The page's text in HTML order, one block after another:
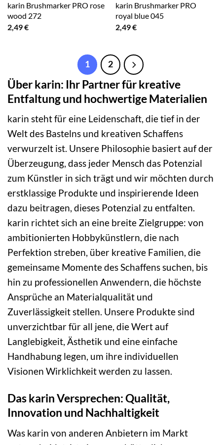
karin Brushmarker PRO rose
wood 272
2,49€
karin Brushmarker PRO
royal blue 045
2,49€
1 2
Über karin: Ihr Partner für kreative
Entfaltung und hochwertige Materialien
karin steht für eine Leidenschaft, die tief in der
Welt des Bastelns und kreativen Schaffens
verwurzelt ist. Unsere Philosophie basiert auf der
Überzeugung, dass jeder Mensch das Potenzial
zum Künstler in sich trägt und wir möchten durch
erstklassige Produkte und inspirierende Ideen
dazu beitragen, dieses Potenzial zu entfalten.
karin richtet sich an eine breite Zielgruppe: von
ambitionierten Hobbykünstlern, die nach
Perfektion streben, über kreative Familien, die
gemeinsame Momente des Schaffens suchen, bis
hin zu professionellen Anwendern, die höchste
Ansprüche an Materialqualität und
Zuverlässigkeit stellen. Unsere Produkte sind
unverzichtbar für all jene, die Wert auf
Langlebigkeit, Ästhetik und eine einfache
Handhabung legen, um ihre individuellen
Visionen Wirklichkeit werden zu lassen.
Das karin Versprechen: Qualität,
Innovation und Nachhaltigkeit
Was karin von anderen Anbietern im Markt